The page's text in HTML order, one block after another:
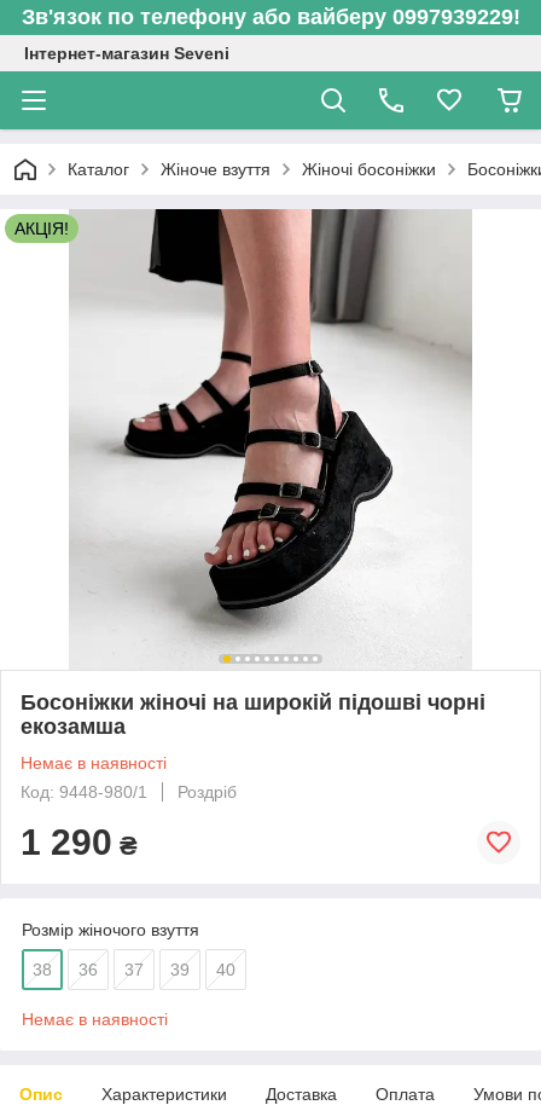
Зв'язок по телефону або вайберу 0997939229!
Інтернет-магазин Seveni
Каталог Жіноче взуття Жіночі босоніжки
АКЦІЯ!
Босоніжки жіночі на широкій підошві чорні
екозамша
Немає в наявності
Код: 9448-980/1
Роздріб
1 290 ₴
Розмір жіночого взуття
38 36 37 39 40
Немає в наявності
Опис Характеристики Доставка Оплата Умови